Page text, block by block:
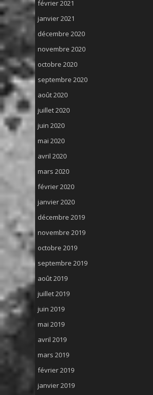
février 2021
janvier 2021
décembre 2020
novembre 2020
octobre 2020
septembre 2020
août 2020
juillet 2020
juin 2020
mai 2020
avril 2020
mars 2020
février 2020
janvier 2020
décembre 2019
novembre 2019
octobre 2019
septembre 2019
août 2019
juillet 2019
juin 2019
mai 2019
avril 2019
mars 2019
février 2019
janvier 2019